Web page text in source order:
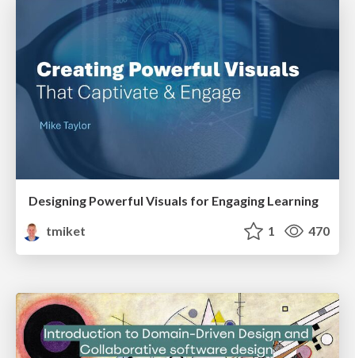
Designing Powerful Visuals for Engaging Learning
tmiket
1 470